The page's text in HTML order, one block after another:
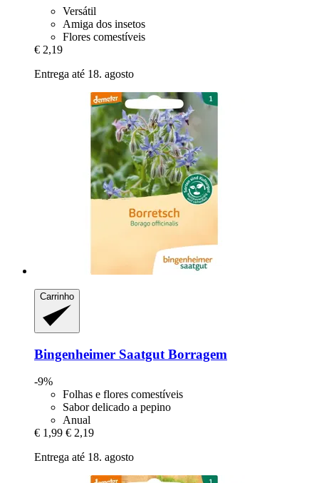
Versátil
Amiga dos insetos
Flores comestíveis
€ 2,19
Entrega até 18. agosto
Carrinho
Bingenheimer Saatgut Borragem
-9%
Folhas e flores comestíveis
Sabor delicado a pepino
Anual
€ 1,99 € 2,19
Entrega até 18. agosto